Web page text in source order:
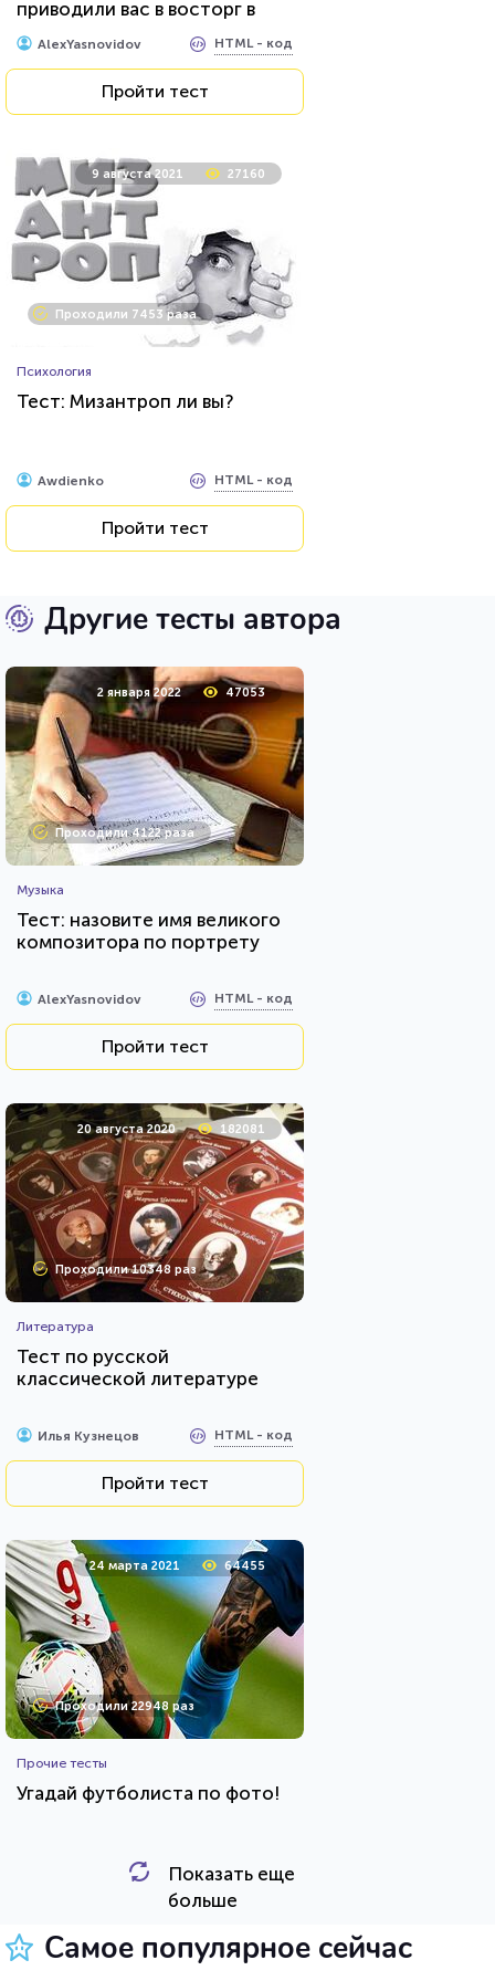
приводили вас в восторг в
детстве?
AlexYasnovidov HTML - код
Пройти тест
9 августа 2021 27160
Проходили 7453 раза
Психология
Тест: Мизантроп ли вы?
Awdienko HTML - код
Пройти тест
Другие тесты автора
2 января 2022 47053
Проходили 4122 раза
Музыка
Тест: назовите имя великого
композитора по портрету
AlexYasnovidov HTML - код
Пройти тест
20 августа 2020 182081
Проходили 10348 раз
Литература
Тест по русской
классической литературе
Илья Кузнецов HTML - код
Пройти тест
24 марта 2021 64455
Проходили 22948 раз
Прочие тесты
Угадай футболиста по фото!
HTML - код
Показать еще
больше
Самое популярное сейчас